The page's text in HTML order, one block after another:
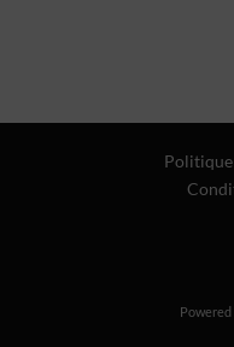
Powered